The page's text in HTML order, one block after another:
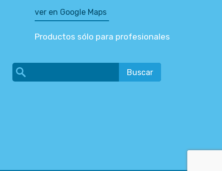
ver en Google Maps
Productos sólo para profesionales
Buscar